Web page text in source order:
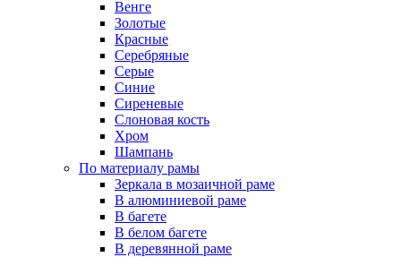
Венге
Золотые
Красные
Серебряные
Серые
Синие
Сиреневые
Слоновая кость
Хром
Шампань
По материалу рамы
Зеркала в мозаичной раме
В алюминиевой раме
В багете
В белом багете
В деревянной раме